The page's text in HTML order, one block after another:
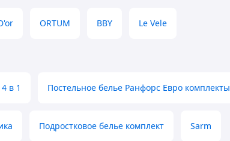
ORTUM BBY Le Vele
в 1 Постельное белье Ранфорс Евро комплекты
Подростковое белье комплект Sarm